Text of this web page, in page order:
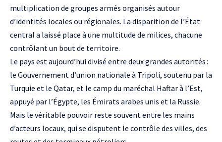
multiplication de groupes armés organisés autour
d’identités locales ou régionales. La disparition de l’État
central a laissé place à une multitude de milices, chacune
contrôlant un bout de territoire.
Le pays est aujourd’hui divisé entre deux grandes autorités :
le Gouvernement d’union nationale à Tripoli, soutenu par la
Turquie et le Qatar, et le camp du maréchal Haftar à l’Est,
appuyé par l’Égypte, les Émirats arabes unis et la Russie.
Mais le véritable pouvoir reste souvent entre les mains
d’acteurs locaux, qui se disputent le contrôle des villes, des